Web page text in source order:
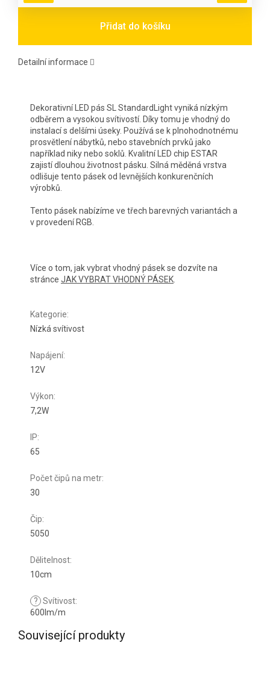
Přidat do košíku
Detailní informace
Dekorativní LED pás SL StandardLight vyniká nízkým
odběrem a vysokou svítivostí. Díky tomu je vhodný do
instalací s delšími úseky. Používá se k plnohodnotnému
prosvětlení nábytků, nebo stavebních prvků jako
například niky nebo soklů. Kvalitní LED chip ESTAR
zajistí dlouhou životnost pásku. Silná měděná vrstva
odlišuje tento pásek od levnějších konkurenčních
výrobků.
Tento pásek nabízíme ve třech barevných variantách a
v provedení RGB.
Více o tom, jak vybrat vhodný pásek se dozvíte na
stránce JAK VYBRAT VHODNÝ PÁSEK
Kategorie:
Nízká svítivost
Napájení:
12V
Výkon:
7,2W
IP:
65
Počet čipů na metr:
30
Čip:
5050
Dělitelnost:
10cm
? Svítivost:
600lm/m
Související produkty